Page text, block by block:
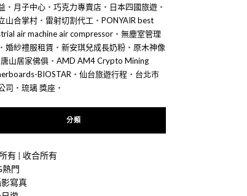
‧ 月子中心 ‧ 巧克力專賣店 ‧ 日本四國旅遊 ‧
山合掌村 ‧ 雷射切割代工 ‧ PONYAIR best
air machine air compressor ‧ 無塵室管理
‧ 婚紗禮服租賃 ‧ 新安琪兒成長奶粉 ‧ 原木神像
山居家佛俱 ‧ AMD AM4 Crypto Mining
BIOSTAR ‧ 仙台旅遊行程 ‧ 台北市
司 ‧ 琉璃 獎座 ‧
分類
有 | 收合所有
熱門
寫真